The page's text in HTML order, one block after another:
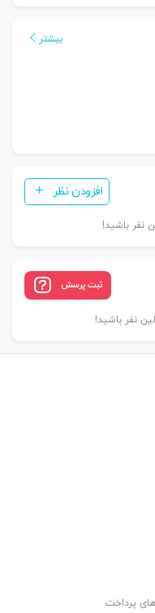
بیشتر
افزودن نظر
نفر باشید!
ثبت پرسش
نفر باشید!
پرداخت